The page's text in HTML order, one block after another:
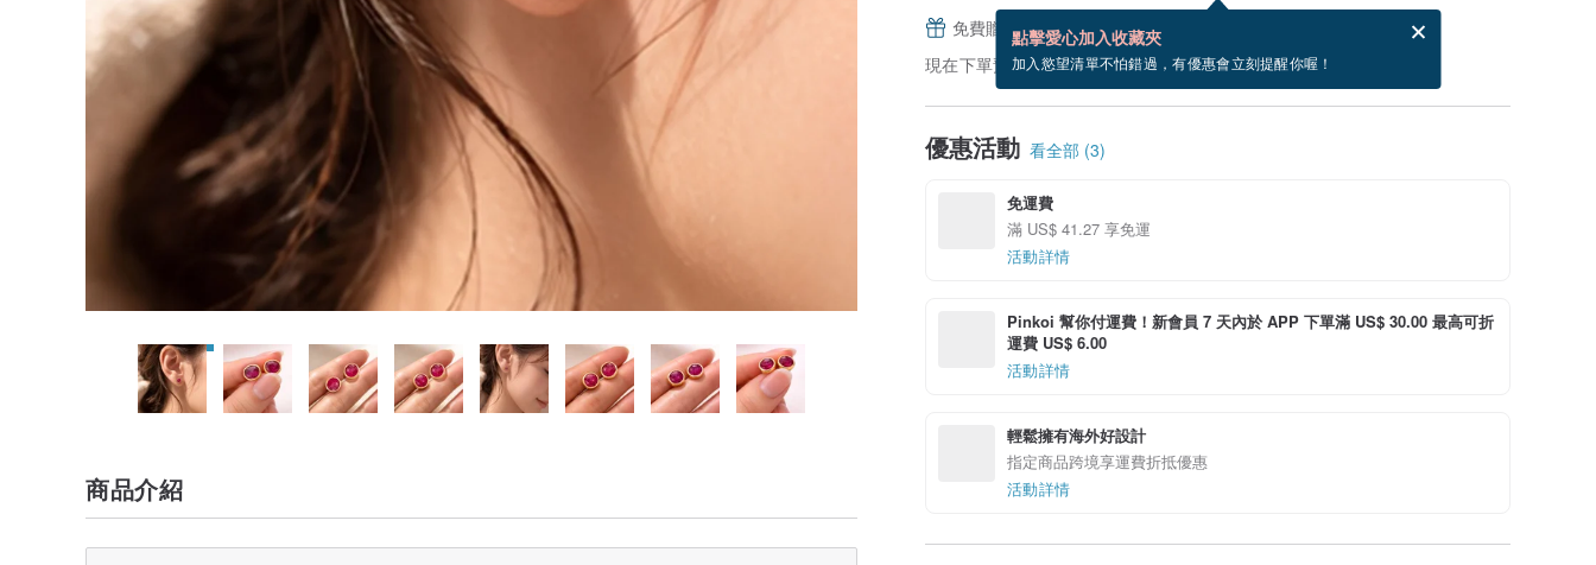
點擊愛心加入收藏夾
加入慾望清單不怕錯過，有優惠會立刻提醒你喔！
免費贈送電子賀卡，結帳完成後填寫
現在下單預估 8/23~8/25 到貨。
優惠活動 看全部 (3)
免運費
滿 US$ 41.27 享免運
活動詳情
Pinkoi 幫你付運費！新會員 7 天內於 APP 下單滿 US$ 30.00 最高可折
運費 US$ 6.00
活動詳情
輕鬆擁有海外好設計
指定商品跨境享運費折抵優惠
活動詳情
商品介紹